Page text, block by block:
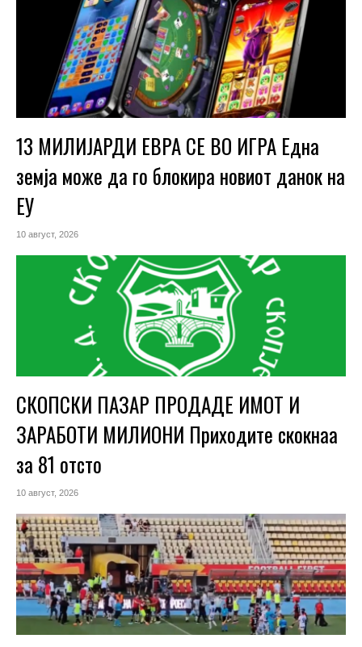
13 МИЛИЈАРДИ ЕВРА СЕ ВО ИГРА Една
земја може да го блокира новиот данок на
ЕУ
10 август, 2026
СКОПСКИ ПАЗАР ПРОДАДЕ ИМОТ И
ЗАРАБОТИ МИЛИОНИ Приходите скокнаа
за 81 отсто
10 август, 2026